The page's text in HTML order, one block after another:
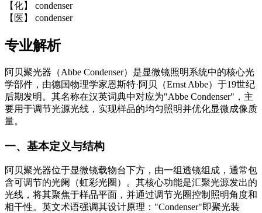
【化】 condenser
【医】 condenser
专业解析
阿贝聚光器（Abbe Condenser）是显微镜照明系统中的核心光
学部件，由德国物理学家恩斯特·阿贝（Ernst Abbe）于19世纪
后期发明。其名称在汉英词典中对应为"Abbe Condenser"，主
要用于调节光源光线，实现样品的均匀照明并优化显微成像质
量。
一、基本定义与结构
阿贝聚光器位于显微镜载物台下方，由一组透镜组成，通常包
含可调节的光阑（虹彩光圈）。其核心功能是汇聚光源发出的
光线，将其聚焦于样品平面，并通过调节光圈控制照明角度和
相干性。英文术语强调其设计原理："Condenser"即聚光装